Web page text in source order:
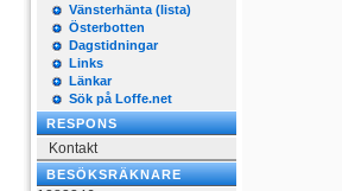
Vänsterhänta (lista)
Österbotten
Dagstidningar
Links
Länkar
Sök på Loffe.net
RESPONS
Kontakt
BESÖKSRÄKNARE